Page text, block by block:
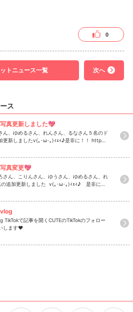
0
トニュース一覧 次へ
ス
真更新しました💖
ん、ゆめるさん、れんさん、るなさん５名のド
更新しましたv(｡･ω･｡)ｨｪｨ♪是非に！！ http
gunma/takasaki/takasaki/takasaki_cute/ca
真変更💖
さん、こりんさん、ゆうさん、ゆめるさん、れ
の追加更新しました v(｡･ω･｡)ｨｪｨ♪ 是非にチ
gunma/takasaki/takasaki/tak
TikTokで記事を開くCUTEのTikTokのフォロー
します❤